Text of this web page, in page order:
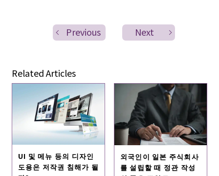
Previous Next
Related Articles
UI 및 메뉴 등의 디자인
도용은 저작권 침해가 될
외국인이 일본 주식회사
를 설립할 때 정관 작성